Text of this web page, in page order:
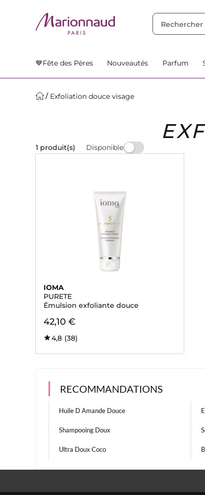
💙Fête des Pères Nouveautés Parfum
Exfoliation douce visage
1 produit(s) Disponible
IOMA
PURETE
Émulsion exfoliante douce
42,10 €
4,8 (38)
RECOMMANDATIONS
Huile D Amande Douce
Shampooing Doux
Ultra Doux Coco